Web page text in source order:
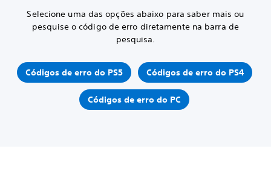
Selecione uma das opções abaixo para saber mais ou
pesquise o código de erro diretamente na barra de
pesquisa.
Códigos de erro do PS5 Códigos de erro do PS4
Códigos de erro do PC